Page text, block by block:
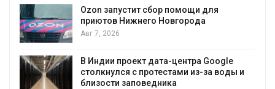
Ozon запустит сбор помощи для
приютов Нижнего Новгорода
Авг 7, 2026
В Индии проект дата-центра Google
столкнулся с протестами из-за воды и
близости заповедника